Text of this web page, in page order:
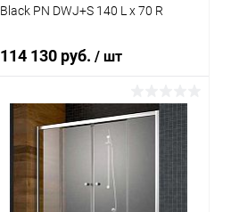
Black PN DWJ+S 140 L x 70 R
114 130 руб./ шт
В корзину
Купить в 1 клик Сравнение
В избранное